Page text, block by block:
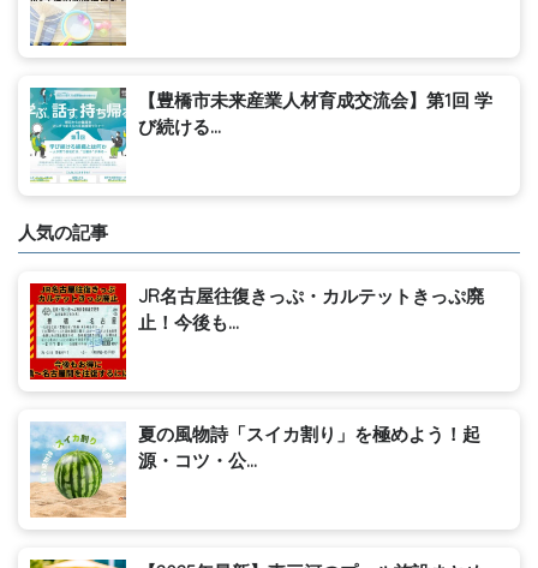
【豊橋市未来産業人材育成交流会】第1回 学
び続ける...
人気の記事
JR名古屋往復きっぷ・カルテットきっぷ廃
止！今後も...
夏の風物詩「スイカ割り」を極めよう！起
源・コツ・公...